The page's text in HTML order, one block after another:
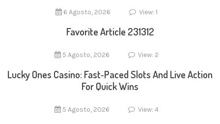
6 Agosto, 2026 View: 1
Favorite Article 231312
5 Agosto, 2026 View: 2
Lucky Ones Casino: Fast‑Paced Slots And Live Action
For Quick Wins
5 Agosto, 2026 View: 4